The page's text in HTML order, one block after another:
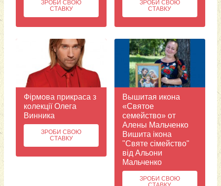
ЗРОБИ СВОЮ
СТАВКУ
ЗРОБИ СВОЮ
СТАВКУ
Фірмова прикраса з
колекції Олега
Винника
ЗРОБИ СВОЮ
СТАВКУ
Вышитая икона
«Святое
семейство» от
Алены Мальченко
Вишита ікона
"Святе сімейство"
від Альони
Мальченко
ЗРОБИ СВОЮ